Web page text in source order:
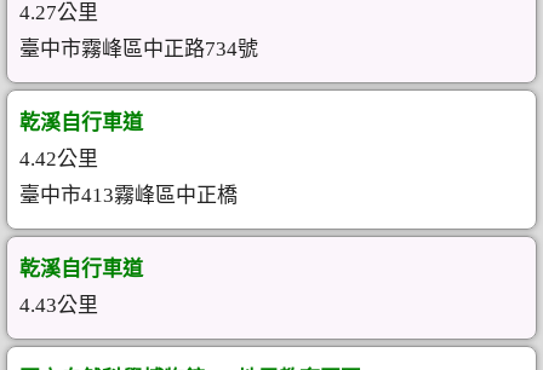
4.27公里
臺中市霧峰區中正路734號
乾溪自行車道
4.42公里
臺中市413霧峰區中正橋
乾溪自行車道
4.43公里